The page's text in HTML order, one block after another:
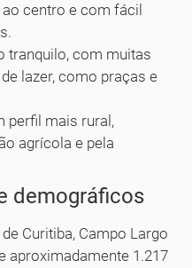
centro e com fácil
tranquilo, com muitas
lazer, como praças e
perfil mais rural,
agrícola e pela
demográficos
Curitiba, Campo Largo
aproximadamente 1.217